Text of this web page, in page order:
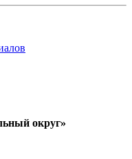
округ»